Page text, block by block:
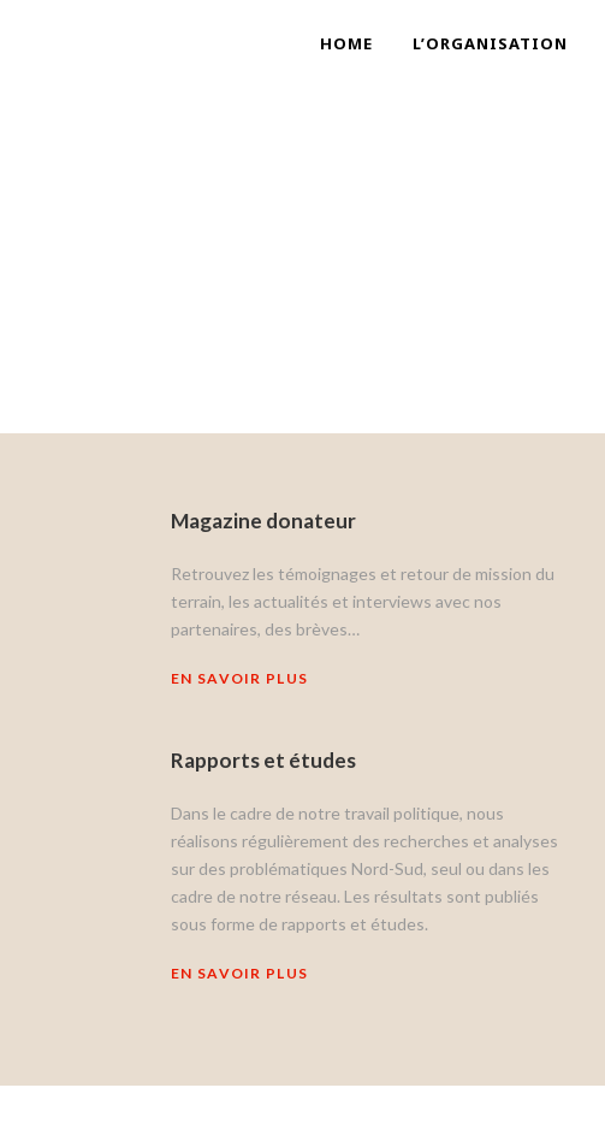
HOME L’ORGANISATION
Magazine donateur
Retrouvez les témoignages et retour de mission du
terrain, les actualités et interviews avec nos
partenaires, des brèves…
EN SAVOIR PLUS
Rapports et études
Dans le cadre de notre travail politique, nous
réalisons régulièrement des recherches et analyses
sur des problématiques Nord-Sud, seul ou dans les
cadre de notre réseau. Les résultats sont publiés
sous forme de rapports et études.
EN SAVOIR PLUS